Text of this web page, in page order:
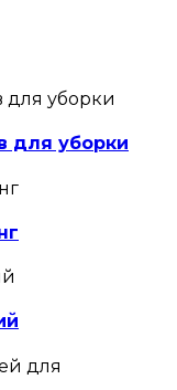
для уборки